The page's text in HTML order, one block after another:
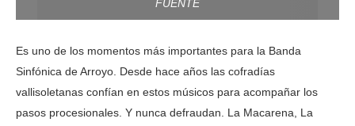
FUENTE
Es uno de los momentos más importantes para la Banda
Sinfónica de Arroyo. Desde hace años las cofradías
vallisoletanas confían en estos músicos para acompañar los
pasos procesionales. Y nunca defraudan. La Macarena, La